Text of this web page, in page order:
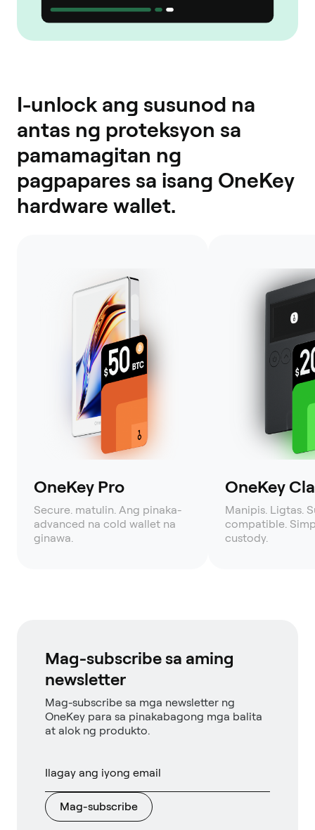
I-unlock ang susunod na
antas ng proteksyon sa
pamamagitan ng
pagpapares sa isang OneKey
hardware wallet.
OneKey Pro
Secure. matulin. Ang pinaka-
advanced na cold wallet na
ginawa.
OneKey
Manipis. Ligtas.
compatible.
custody.
Mag-subscribe sa aming
newsletter
Mag-subscribe sa mga newsletter ng
OneKey para sa pinakabagong mga balita
at alok ng produkto.
Mag-subscribe